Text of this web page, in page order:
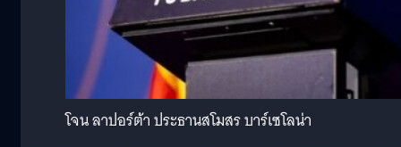
โจน ลาปอร์ต้า ประธานสโมสร บาร์เซโลน่า